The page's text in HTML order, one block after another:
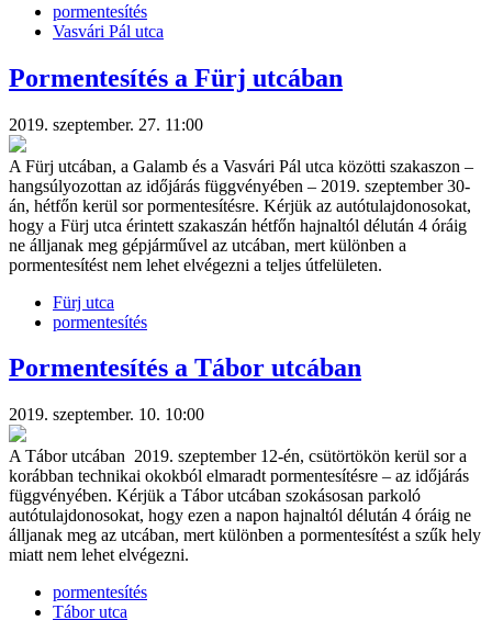
pormentesítés
Vasvári Pál utca
Pormentesítés a Fürj utcában
2019. szeptember. 27. 11:00
A Fürj utcában, a Galamb és a Vasvári Pál utca közötti szakaszon –
hangsúlyozottan az időjárás függvényében – 2019. szeptember 30-
án, hétfőn kerül sor pormentesítésre. Kérjük az autótulajdonosokat,
hogy a Fürj utca érintett szakaszán hétfőn hajnaltól délután 4 óráig
ne álljanak meg gépjárművel az utcában, mert különben a
pormentesítést nem lehet elvégezni a teljes útfelületen.
Fürj utca
pormentesítés
Pormentesítés a Tábor utcában
2019. szeptember. 10. 10:00
A Tábor utcában 2019. szeptember 12-én, csütörtökön kerül sor a
korábban technikai okokból elmaradt pormentesítésre – az időjárás
függvényében. Kérjük a Tábor utcában szokásosan parkoló
autótulajdonosokat, hogy ezen a napon hajnaltól délután 4 óráig ne
álljanak meg az utcában, mert különben a pormentesítést a szűk hely
miatt nem lehet elvégezni.
pormentesítés
Tábor utca